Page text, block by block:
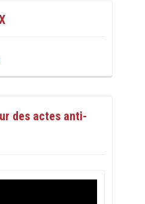
des actes anti-